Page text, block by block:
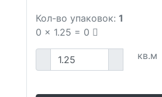
Кол-во упаковок: 1
0 x 1.25 = 0
кв.м